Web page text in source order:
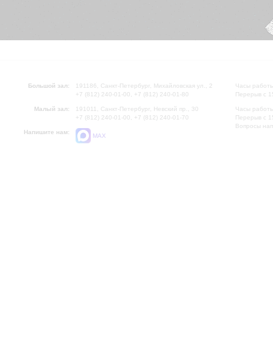
Большой зал:
191186, Санкт-Петербург, Михайловская ул., 2
+7 (812) 240-01-00, +7 (812) 240-01-80
Малый зал:
191011, Санкт-Петербург, Невский пр., 30
+7 (812) 240-01-00, +7 (812) 240-01-70
Напишите нам:
MAX
Часы
Перерыв с
Часы
Перерыв с
Вопросы